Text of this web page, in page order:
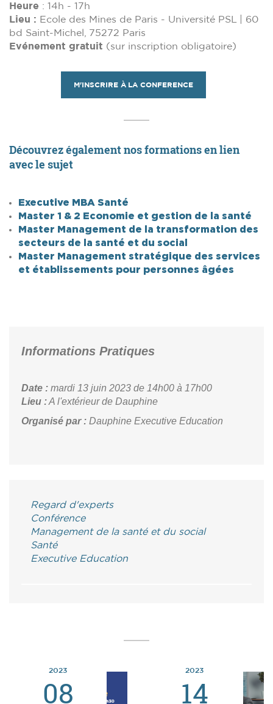
Heure : 14h - 17h
Lieu : Ecole des Mines de Paris - Université PSL | 60
bd Saint-Michel, 75272 Paris
Evénement gratuit (sur inscription obligatoire)
M'INSCRIRE À LA CONFERENCE
Découvrez également nos formationsen lien
avec le sujet
Executive MBA Santé
Master 1 & 2 Economie et gestion de la santé
Master Management de la transformation des
secteurs de la santé et du social
Master Management stratégique des services
et établissements pour personnes âgées
Informations Pratiques
Date : mardi 13 juin 2023 de 14h00 à 17h00
Lieu :A l'extérieur de Dauphine
Organisé par : Dauphine Executive Education
Regard d'experts
Conférence
Management de la santé et du social
Santé
Executive Education
2023
08
2023
14